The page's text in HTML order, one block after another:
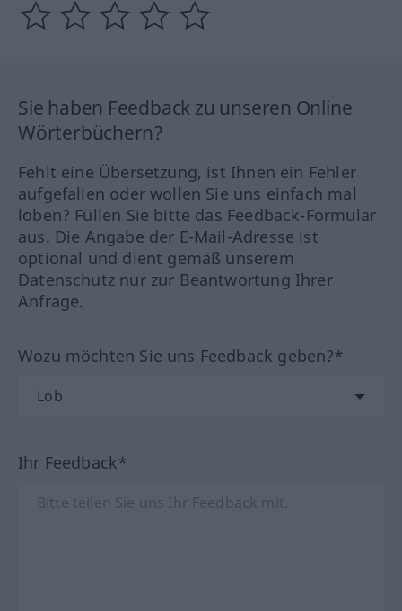
Sie haben Feedback zu unseren Online
Wörterbüchern?
Fehlt eine Übersetzung, ist Ihnen ein Fehler
aufgefallen oder wollen Sie uns einfach mal
loben? Füllen Sie bitte das Feedback-Formular
aus. Die Angabe der E-Mail-Adresse ist
optional und dient gemäß unserem
Datenschutz nur zur Beantwortung Ihrer
Anfrage.
Wozu möchten Sie uns Feedback geben?*
Ihr Feedback*